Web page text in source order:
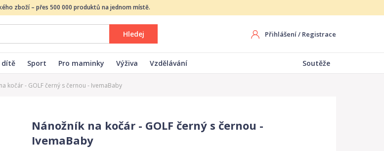
zboží – přes 500 000 produktů na jednom místě.
Hledej Přihlášení/ Registrace
dítě Sport Pro maminky Výživa Vzdělávání Soutěže
kočár - GOLF černý s černou - IvemaBaby
Nánožník na kočár - GOLF černý s černou -
IvemaBaby